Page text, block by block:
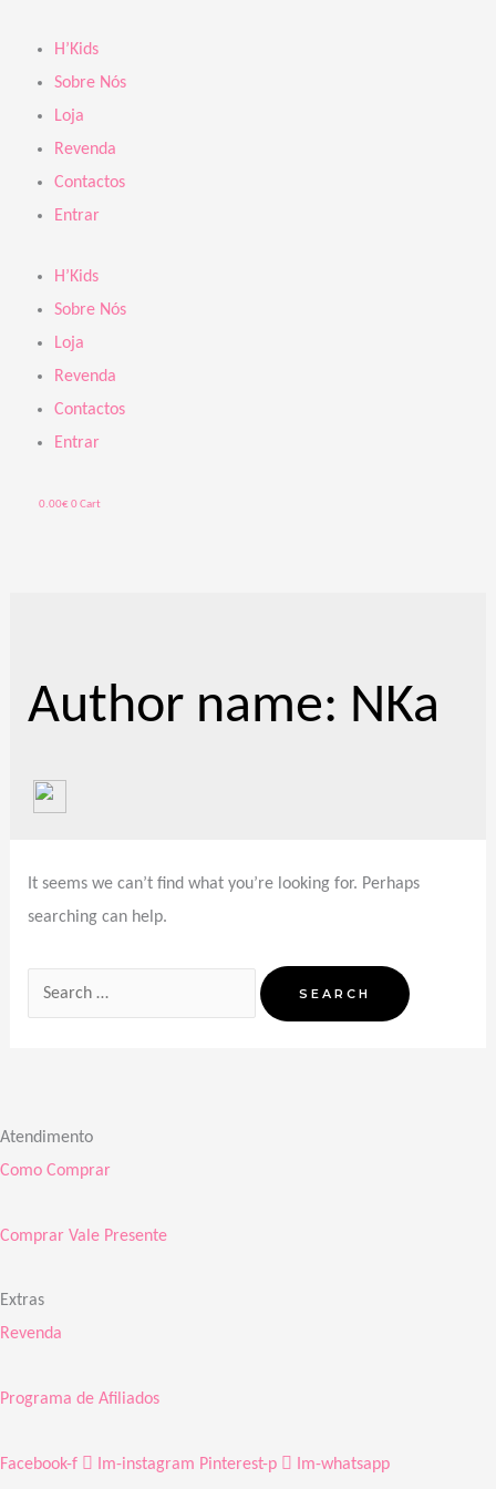
content
H’Kids
Sobre Nós
Loja
Revenda
Contactos
Entrar
H’Kids
Sobre Nós
Loja
Revenda
Contactos
Entrar
0.00€ 0Cart
Author name: NKa
It seems we can’t find what you’re looking for. Perhaps
searching can help.
Atendimento
Como Comprar
Comprar Vale Presente
Extras
Revenda
Programa de Afiliados
Facebook-f Im-instagram Pinterest-p Im-whatsapp